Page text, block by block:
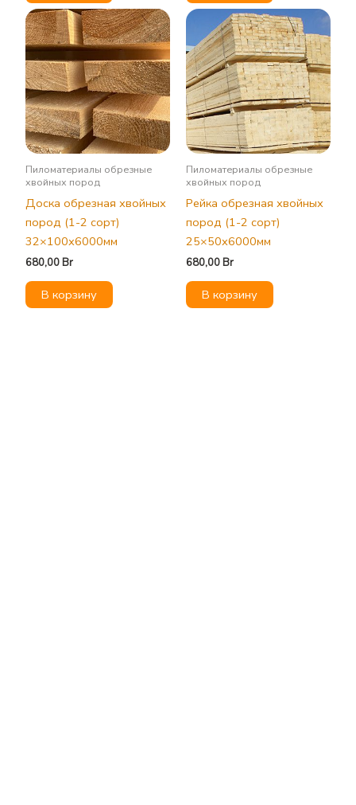
Пиломатериалы обрезные
хвойных пород
Доска обрезная хвойных
пород (1-2 сорт)
32×100х6000мм
680,00Br
В корзину
Пиломатериалы обрезные
хвойных пород
Рейка обрезная хвойных
пород (1-2 сорт)
25×50х6000мм
680,00Br
В корзину